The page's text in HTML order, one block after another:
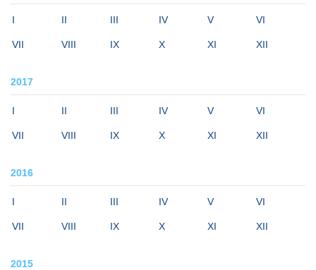
I II III IV V VI
VII VIII IX X XI XII
2017
I II III IV V VI
VII VIII IX X XI XII
2016
I II III IV V VI
VII VIII IX X XI XII
2015